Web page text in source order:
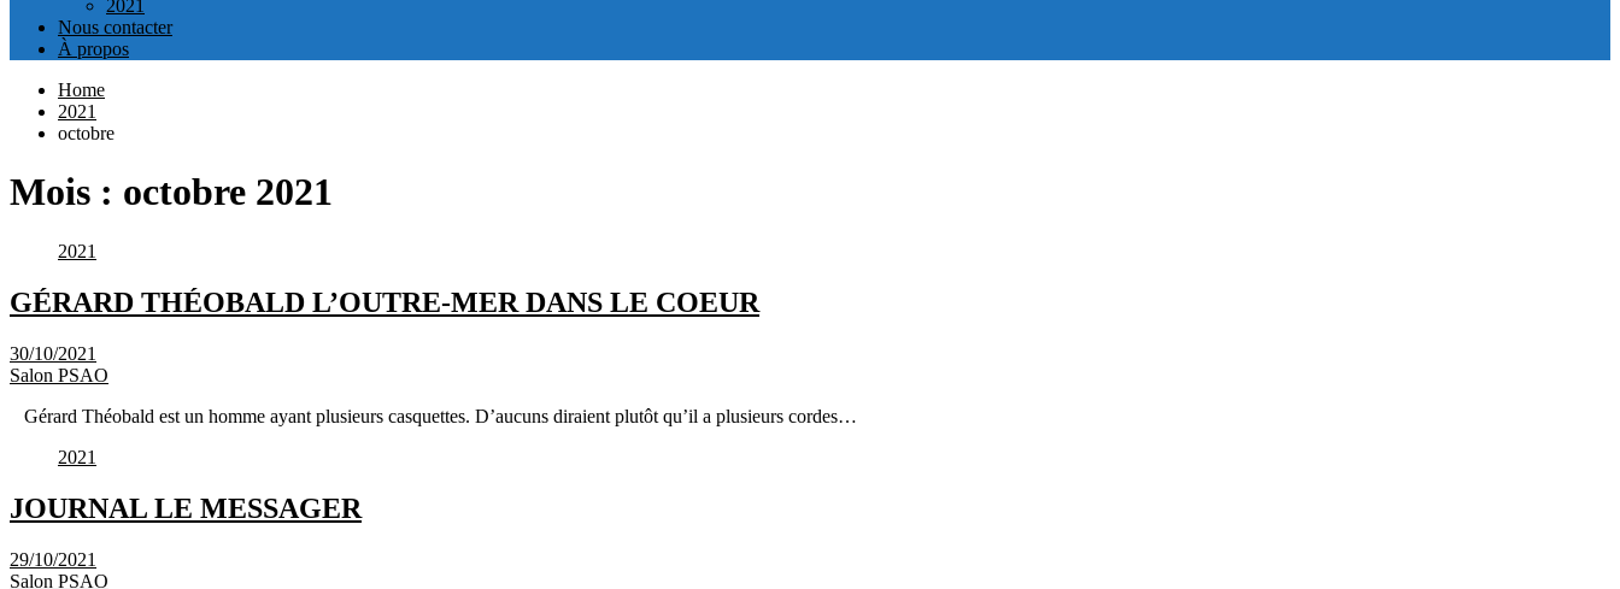
2021
Nous contacter
À propos
Home
2021
octobre
Mois : octobre 2021
2021
GÉRARD THÉOBALD L’OUTRE-MER DANS LE COEUR
30/10/2021
Salon PSAO
Gérard Théobald est un homme ayant plusieurs casquettes. D’aucuns diraient plutôt qu’il a plusieurs cordes…
2021
JOURNAL LE MESSAGER
29/10/2021
Salon PSAO